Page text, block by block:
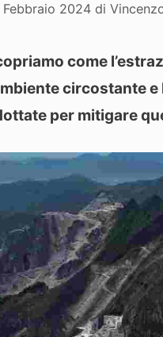
Febbraio 2024 di
come
circostante
per mitigare